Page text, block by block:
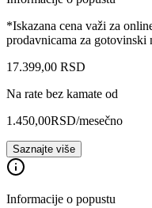
*Iskazana cena važi za
prodavnicama za gotovinski
17.399,00 RSD
Na rate bez kamate od
1.450,00RSD/mesečno
Saznajte više
Informacije o popustu